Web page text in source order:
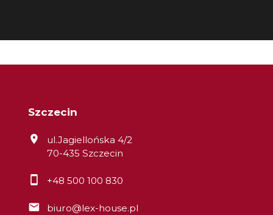
Szczecin
ul.Jagiellońska 4/2
70-435 Szczecin
+48 500 100 830
biuro@lex-house.pl